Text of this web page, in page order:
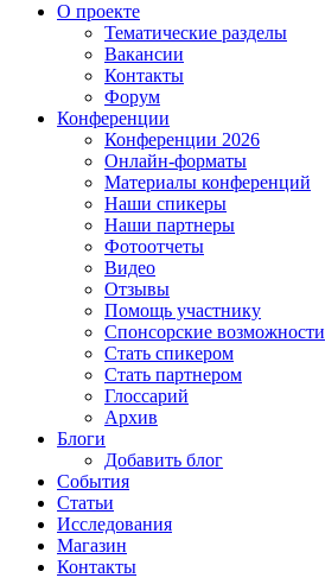
О проекте
Тематические разделы
Вакансии
Контакты
Форум
Конференции
Конференции 2026
Онлайн-форматы
Материалы конференций
Наши спикеры
Наши партнеры
Фотоотчеты
Видео
Отзывы
Помощь участнику
Спонсорские возможности
Стать спикером
Стать партнером
Глоссарий
Архив
Блоги
Добавить блог
События
Статьи
Исследования
Магазин
Контакты